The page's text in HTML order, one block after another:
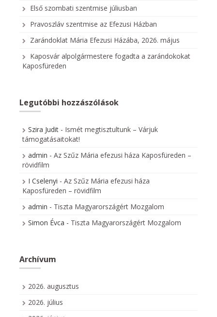
Első szombati szentmise júliusban
Pravoszláv szentmise az Efezusi Házban
Zarándoklat Mária Efezusi Házába, 2026. május
Kaposvár alpolgármestere fogadta a zarándokokat
Kaposfüreden
Legutóbbi hozzászólások
Szira Judit - Ismét megtisztultunk – Várjuk
támogatásaitokat!
admin - Az Szűz Mária efezusi háza Kaposfüreden –
rövidfilm
I Cselenyi - Az Szűz Mária efezusi háza
Kaposfüreden – rövidfilm
admin - Tiszta Magyarországért Mozgalom
Simon Évca - Tiszta Magyarországért Mozgalom
Archívum
2026. augusztus
2026. július